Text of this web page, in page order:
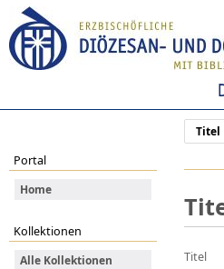
Titel
Portal
Home
Kollektionen
Alle Kollektionen
Titel